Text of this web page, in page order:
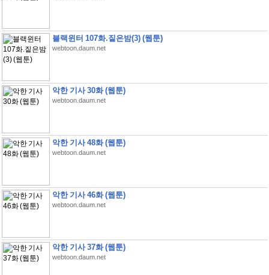
블랙윈터 107화.짙은밤(3) (웹툰)
webtoon.daum.net
악한 기사 30화 (웹툰)
webtoon.daum.net
악한 기사 48화 (웹툰)
webtoon.daum.net
악한 기사 46화 (웹툰)
webtoon.daum.net
악한 기사 37화 (웹툰)
webtoon.daum.net